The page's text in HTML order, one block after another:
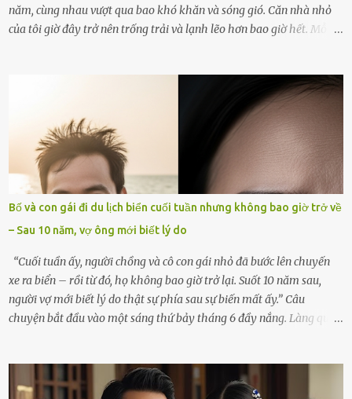
năm, cùng nhau vượt qua bao khó khăn và sóng gió. Căn nhà nhỏ
của tôi giờ đây trở nên trống trải và lạnh lẽo hơn bao giờ hết. Mỗi
rơi vào khoảng trống vô tận, chẳng còn muốn làm gì ngoài việc
ngồi lặng lẽ nhớ về cô ấy. Nhưng cuộc sống không cho phép tôi mãi
chìm đắm trong đau khổ. Họ hàng, bạn bè và những người thân
thiết đã đến bên, giúp tôi tổ chức tang lễ chu toàn. Và hôm nay là
ngày giỗ đầu tiên của vợ, 49 ngày sau khi cô ấy rời xa tôi mãi
mãi.Buổi sáng hôm đó, sau khi cúng cơm xong, tôi quyết định lên
sắp xếp lại bàn thờ vợ. Mọi thứ vẫn như mọi ngày, nhưng có điều gì
đó kỳ lạ mà tôi không thể giải thích được. Trong khoảnh khắc tôi
cúi xuống lau chùi bát hương, một luồng gió lạ thoáng qua, khiến
tôi giật mình. Và rồi, một chuyện kinh...
Bố và con gái đi du lịch biển cuối tuần nhưng không bao giờ trở về
– Sau 10 năm, vợ ông mới biết lý do
“Cuối tuần ấy, người chồng và cô con gái nhỏ đã bước lên chuyến
xe ra biển – rồi từ đó, họ không bao giờ trở lại. Suốt 10 năm sau,
người vợ mới biết lý do thật sự phía sau sự biến mất ấy.” Câu
chuyện bắt đầu vào một sáng thứ bảy tháng 6 đầy nắng. Làng quê
không kém. Ông Minh, vốn là một người đàn ông điềm đạm, ít nói,
hôm ấy lại đặc biệt vui vẻ. Ông chuẩn bị hành lý cho chuyến đi biển